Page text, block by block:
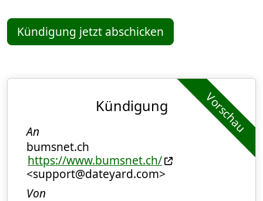
Kündigung jetzt abschicken
Vorschau
Kündigung
An
bumsnet.ch
https://www.bumsnet.ch/
<support@dateyard.com>
Von